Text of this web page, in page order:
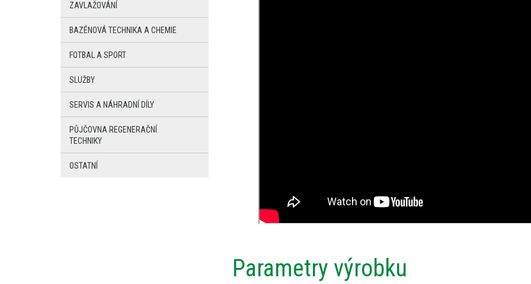
Parametry výrobku
ZAVLAŽOVÁNÍ
BAZÉNOVÁ TECHNIKA A CHEMIE
FOTBAL A SPORT
SLUŽBY
SERVIS A NÁHRADNÍ DÍLY
PŮJČOVNA REGENERAČNÍ
TECHNIKY
OSTATNÍ